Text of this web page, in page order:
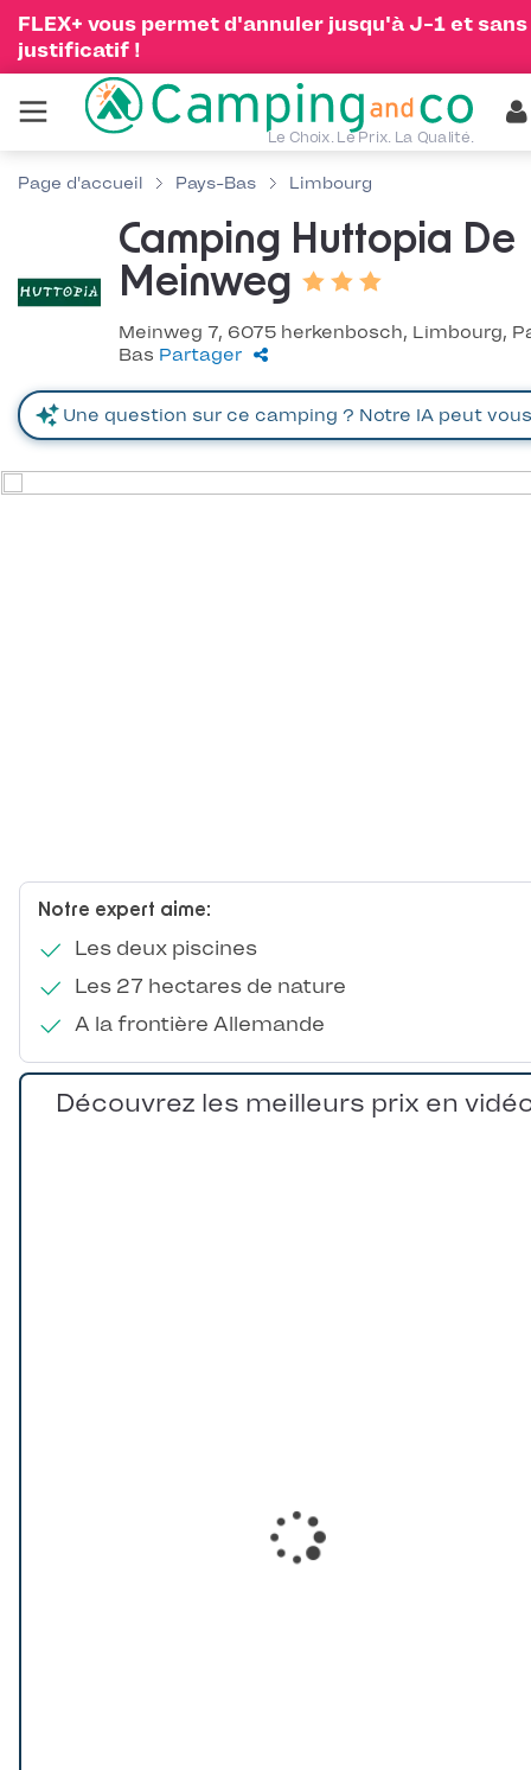
FLEX+ vous permet d'annuler jusqu'à J-1 et sans
justificatif !
Le Choix. Le Prix. La Qualité.
Page d'accueil Pays-Bas Limbourg
Camping Huttopia De
Meinweg
Meinweg 7, 6075 herkenbosch, Limbourg,
Bas Partager
Notre expert aime:
Les deux piscines
Les 27 hectares de nature
A la frontière Allemande
Découvrez les meilleurs prix en